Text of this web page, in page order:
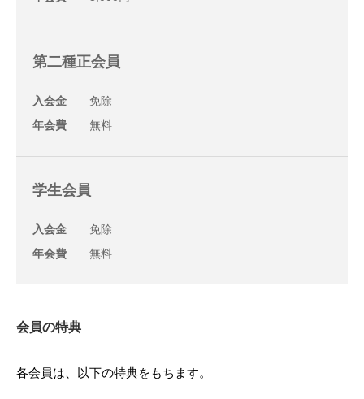
第二種正会員
入会金
免除
年会費
無料
学生会員
入会金
免除
年会費
無料
会員の特典
各会員は、以下の特典をもちます。